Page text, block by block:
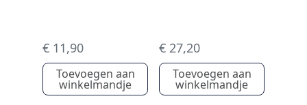
€ 11,90
Toevoegen aan
winkelmandje
€ 27,20
Toevoegen aan
winkelmandje